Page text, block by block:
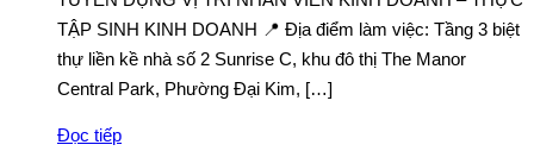
TẬP SINH KINH DOANH 📍 Địa điểm làm việc: Tầng 3 biệt
thự liền kề nhà số 2 Sunrise C, khu đô thị The Manor
Central Park, Phường Đại Kim, […]
Đọc tiếp